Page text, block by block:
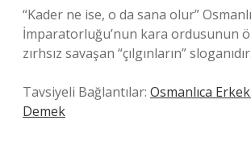
“Kader ne ise, o da sana olur” Osmanlı
İmparatorluğu’nun kara ordusunun
zırhsız savaşan “çılgınların”
Tavsiyeli Bağlantılar: Osmanlıca
Demek